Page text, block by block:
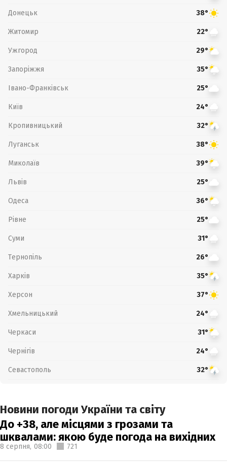
Донецьк 38°
Житомир 22°
Ужгород 29°
Запоріжжя 35°
Івано-Франківськ 25°
Київ 24°
Кропивницький 32°
Луганськ 38°
Миколаїв 39°
Львів 25°
Одеса 36°
Рівне 25°
Суми 31°
Тернопіль 26°
Харків 35°
Херсон 37°
Хмельницький 24°
Черкаси 31°
Чернігів 24°
Севастополь 32°
Новини погоди України та світу
До +38, але місцями з грозами та
шквалами: якою буде погода на вихідних
8 серпня, 08:00 721